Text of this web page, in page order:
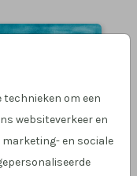
om een
websiteverkeer en
en sociale